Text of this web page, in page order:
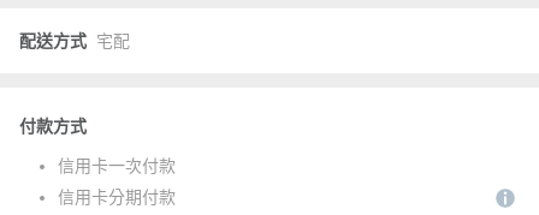
配送方式 宅配
付款方式
信用卡一次付款
信用卡分期付款